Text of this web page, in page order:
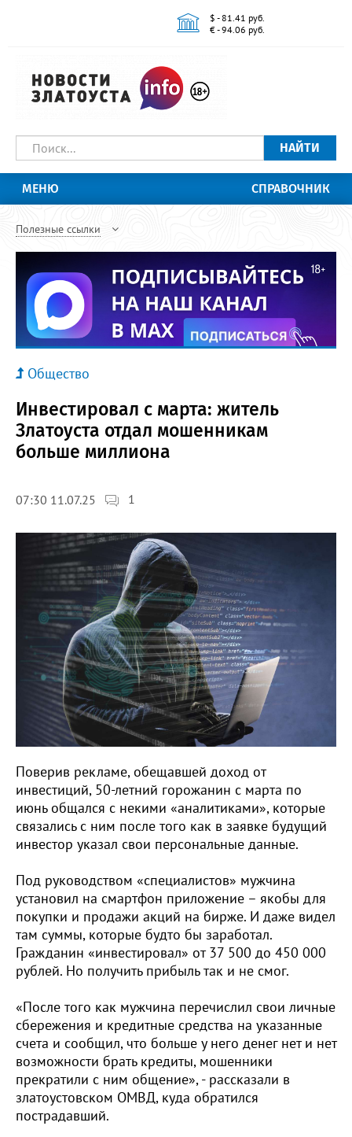
$ - 81.41 руб.
€ - 94.06 руб.
НАЙТИ
МЕНЮ СПРАВОЧНИК
Полезные ссылки
Общество
Инвестировал с марта: житель
Златоуста отдал мошенникам
больше миллиона
07:30 11.07.25 1
Поверив рекламе, обещавшей доход от
инвестиций, 50-летний горожанин с марта по
июнь общался с некими «аналитиками», которые
связались с ним после того как в заявке будущий
инвестор указал свои персональные данные.
Под руководством «специалистов» мужчина
установил на смартфон приложение – якобы для
покупки и продажи акций на бирже. И даже видел
там суммы, которые будто бы заработал.
Гражданин «инвестировал» от 37 500 до 450 000
рублей. Но получить прибыль так и не смог.
«После того как мужчина перечислил свои личные
сбережения и кредитные средства на указанные
счета и сообщил, что больше у него денег нет и нет
возможности брать кредиты, мошенники
прекратили с ним общение», - рассказали в
златоустовском ОМВД, куда обратился
пострадавший.